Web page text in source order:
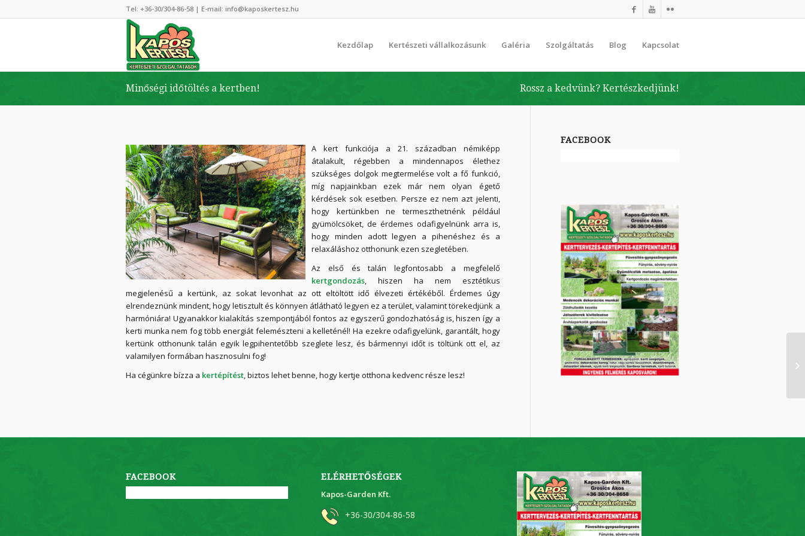
Tel: +36-30/304-86-58 | E-mail: info@kaposkertesz.hu
Kezdőlap Kertészeti vállalkozásunk Galéria Szolgáltatás Blog Kapcsolat
Minőségi időtöltés a kertben! Rossz a kedvünk? Kertészkedjünk!
A kert funkciója a 21. században némiképp
átalakult, régebben a mindennapos élethez
szükséges dolgok megtermelése volt a fő funkció,
míg napjainkban ezek már nem olyan égető
kérdések sok esetben. Persze ez nem azt jelenti,
hogy kertünkben ne termeszthetnénk például
gyümölcsöket, de érdemes odafigyelnünk arra is,
hogy minden adott legyen a pihenéshez és a
relaxáláshoz otthonunk ezen szegletében.
Az első és talán legfontosabb a megfelelő
kertgondozás, hiszen ha nem esztétikus
megjelenésű a kertünk, az sokat levonhat az ott eltöltött idő élvezeti értékéből. Érdemes úgy
elrendeznünk mindent, hogy letisztult és könnyen átlátható legyen ez a terület, valamint törekedjünk a
harmóniára! Ugyanakkor kialakítás szempontjából fontos az egyszerű gondozhatóság is, hiszen így a
kerti munka nem fog több energiát felemészteni a kelleténél! Ha ezekre odafigyelünk, garantált, hogy
kertünk otthonunk talán egyik legpihentetőbb szeglete lesz, és bármennyi időt is töltünk ott el, az
valamilyen formában hasznosulni fog!
Ha cégünkre bízza a kertépítést, biztos lehet benne, hogy kertje otthona kedvenc része lesz!
FACEBOOK
FACEBOOK ELÉRHETŐSÉGEK
Kapos-Garden Kft.
+36-30/304-86-58